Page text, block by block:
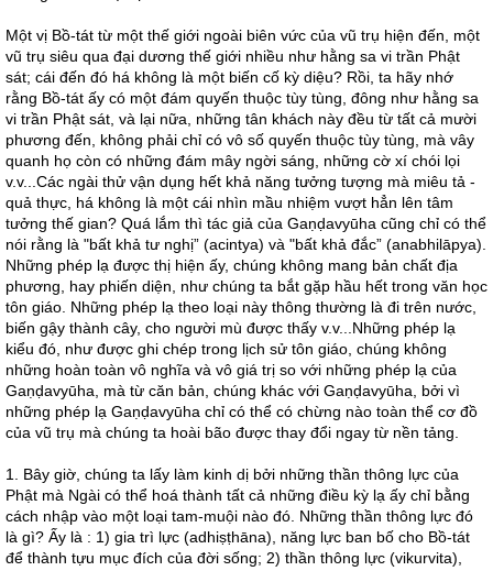
Một vị Bồ-tát từ một thế giới ngoài biên vức của vũ trụ hiện đến, một
vũ trụ siêu qua đại dương thế giới nhiều như hằng sa vi trần Phật
sát; cái đến đó há không là một biến cố kỳ diệu? Rồi, ta hãy nhớ
rằng Bồ-tát ấy có một đám quyến thuộc tùy tùng, đông như hằng sa
vi trần Phật sát, và lại nữa, những tân khách này đều từ tất cả mười
phương đến, không phải chỉ có vô số quyến thuộc tùy tùng, mà vây
quanh họ còn có những đám mây ngời sáng, những cờ xí chói lọi
v.v...Các ngài thử vận dụng hết khả năng tưởng tượng mà miêu tả -
quả thực, há không là một cái nhìn mầu nhiệm vượt hẳn lên tâm
tưởng thế gian? Quá lắm thì tác giả của Gaṇḍavyūha cũng chỉ có thể
nói rằng là "bất khả tư nghị” (acintya) và "bất khả đắc” (anabhilāpya).
Những phép lạ được thị hiện ấy, chúng không mang bản chất địa
phương, hay phiến diện, như chúng ta bắt gặp hầu hết trong văn học
tôn giáo. Những phép lạ theo loại này thông thường là đi trên nước,
biến gậy thành cây, cho người mù được thấy v.v...Những phép lạ
kiểu đó, như được ghi chép trong lịch sử tôn giáo, chúng không
những hoàn toàn vô nghĩa và vô giá trị so với những phép lạ của
Gaṇḍavyūha, mà từ căn bản, chúng khác với Gaṇḍavyūha, bởi vì
những phép lạ Gaṇḍavyūha chỉ có thể có chừng nào toàn thể cơ đồ
của vũ trụ mà chúng ta hoài bão được thay đổi ngay từ nền tảng.
1. Bây giờ, chúng ta lấy làm kinh dị bởi những thần thông lực của
Phật mà Ngài có thể hoá thành tất cả những điều kỳ lạ ấy chỉ bằng
cách nhập vào một loại tam-muội nào đó. Những thần thông lực đó
là gì? Ấy là : 1) gia trì lực (adhiṣṭhāna), năng lực ban bố cho Bồ-tát
để thành tựu mục đích của đời sống; 2) thần thông lực (vikurvita),